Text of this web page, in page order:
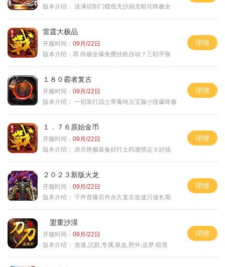
版本介绍： 送满切割门槛低无沙捐无暗坑终极全
雷霆大极品
开服时间： 09月/22日
版本介绍： 荐 终极全爆免费挂机自动？三职平衡
详情
１８０霸者复古
开服时间： 09月/22日
版本介绍： 一切靠打战士带毒纯元宝服小怪爆终极
详情
１．７６原始金币
开服时间： 09月/22日
版本介绍： 赤月终极装备好打土药激情运９好搞
详情
２０２３新版火龙
开服时间： 09月/22日
版本介绍： 千件首爆百件永久复古攻速只做长期
详情
盟重沙漠
开服时间： 09月/22日
版本介绍： 攻速,沉默,专属,吸血,野外,追梦,暗黑
详情